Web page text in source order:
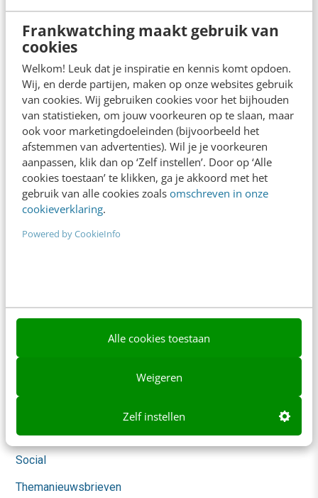
Frankwatching maakt gebruik van
cookies
Welkom! Leuk dat je inspiratie en kennis komt opdoen.
Wij, en derde partijen, maken op onze websites gebruik
van cookies. Wij gebruiken cookies voor het bijhouden
van statistieken, om jouw voorkeuren op te slaan, maar
ook voor marketingdoeleinden (bijvoorbeeld het
afstemmen van advertenties). Wil je je voorkeuren
aanpassen, klik dan op ‘Zelf instellen’. Door op ‘Alle
cookies toestaan’ te klikken, ga je akkoord met het
gebruik van alle cookies zoals omschreven in onze
cookieverklaring.
Powered by CookieInfo
Alle cookies toestaan
Weigeren
Zelf instellen
Tarieven
Meer contactopties
Frankwatching
Adverteren
Contact
Nieuwsbrieven
Over ons
Ons team
Blog
AI & Tech
Content & Communicatie
Marketing
Social
Themanieuwsbrieven